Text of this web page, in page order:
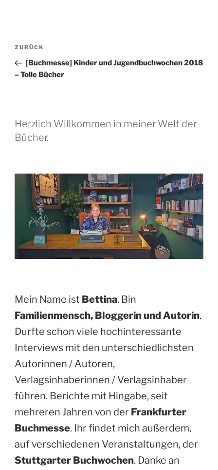
Beitragsnavigation
Vorheriger
Beitrag
ZURÜCK
[Buchmesse] Kinder und Jugendbuchwochen 2018
– Tolle Bücher
Herzlich Willkommen in meiner Welt der
Bücher.
Mein Name ist Bettina. Bin
Familienmensch, Bloggerin und Autorin.
Durfte schon viele hochinteressante
Interviews mit den unterschiedlichsten
Autorinnen / Autoren,
Verlagsinhaberinnen / Verlagsinhaber
führen. Berichte mit Hingabe, seit
mehreren Jahren von der Frankfurter
Buchmesse. Ihr findet mich außerdem,
auf verschiedenen Veranstaltungen, der
Stuttgarter Buchwochen. Danke an